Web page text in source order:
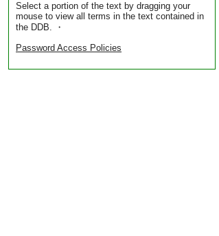
Select a portion of the text by dragging your
mouse to view all terms in the text contained in
the DDB. ・
Password Access Policies